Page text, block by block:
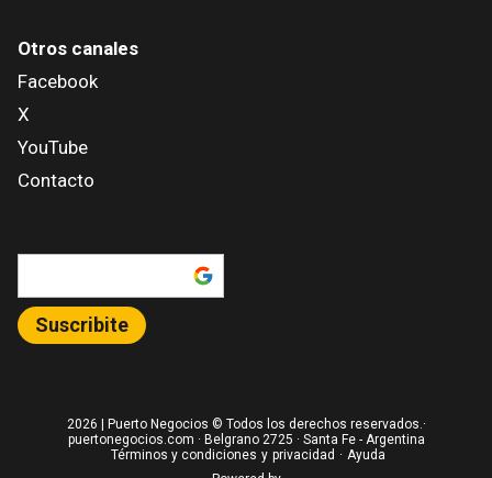
Otros canales
Facebook
X
YouTube
Contacto
Suscribite
2026 | Puerto Negocios © Todos los derechos reservados.·
puertonegocios.com · Belgrano 2725 · Santa Fe - Argentina
Términos y condiciones y privacidad · Ayuda